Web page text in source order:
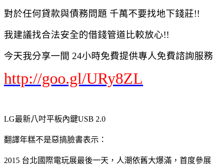
對於任何貸款與債務問題 千萬不要找地下錢莊!!
我建議找合法安全的借錢管道比較放心!!
今天我分享一間 24小時免費提供專人免費諮詢服務
http://goo.gl/URy8ZL
LG最新八吋平板內鍵USB 2.0
翻譯年糕不是惡搞臉書表示：
2015 台北國際電玩展最後一天，人潮依舊大爆滿，首度參展